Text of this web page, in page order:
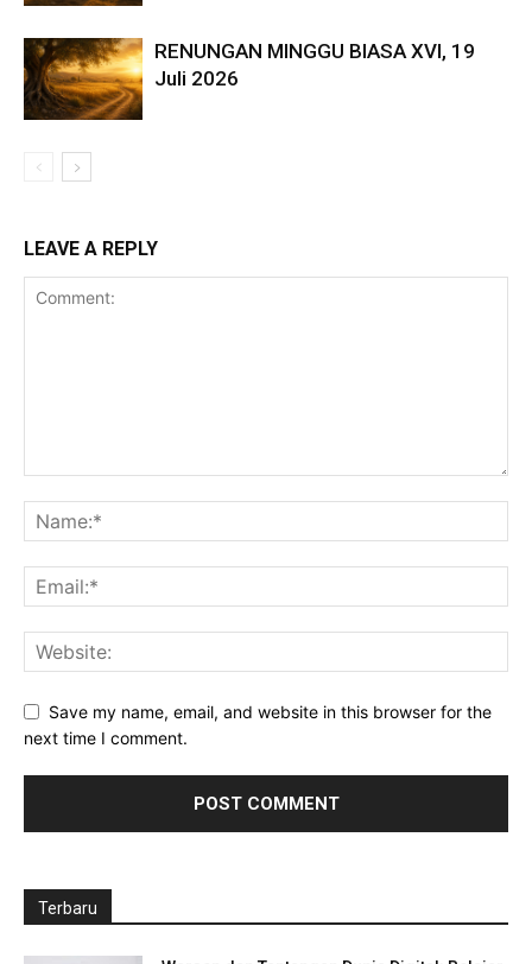
RENUNGAN MINGGU BIASA XVI, 19
Juli 2026
LEAVE A REPLY
Save my name, email, and website in this browser for the
next time I comment.
Terbaru